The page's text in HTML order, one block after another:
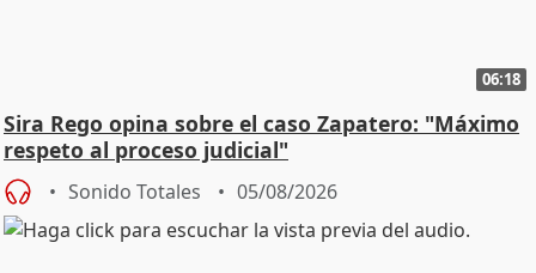
06:18
Sira Rego opina sobre el caso Zapatero: "Máximo
respeto al proceso judicial"
Sonido Totales 05/08/2026